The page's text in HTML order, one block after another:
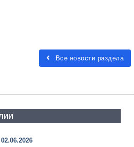
Все новости раздела
02.06.2026